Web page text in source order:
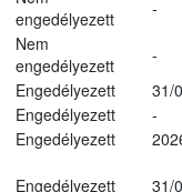
engedélyezett
-
Nem
engedélyezett
-
Engedélyezett
31/
Engedélyezett
-
Engedélyezett
Engedélyezett 31/